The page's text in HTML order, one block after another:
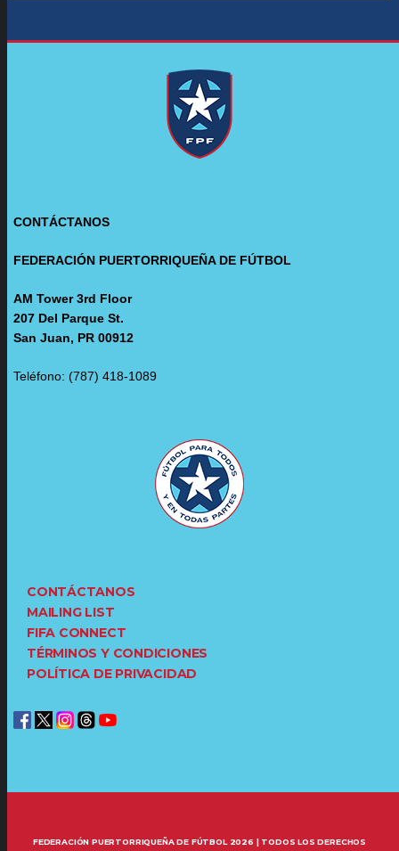
CONTÁCTANOS
FEDERACIÓN PUERTORRIQUEÑA DE FÚTBOL
AM Tower 3rd Floor
207 Del Parque St.
San Juan, PR 00912
Teléfono: (787) 418-1089
CONTÁCTANOS
MAILING LIST
FIFA CONNECT
TÉRMINOS Y CONDICIONES
POLÍTICA DE PRIVACIDAD
FEDERACIÓN PUERTORRIQUEÑA DE FÚTBOL 2026 | TODOS LOS DERECHOS